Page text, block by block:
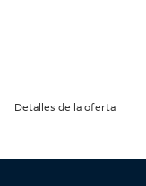
Detalles de la oferta